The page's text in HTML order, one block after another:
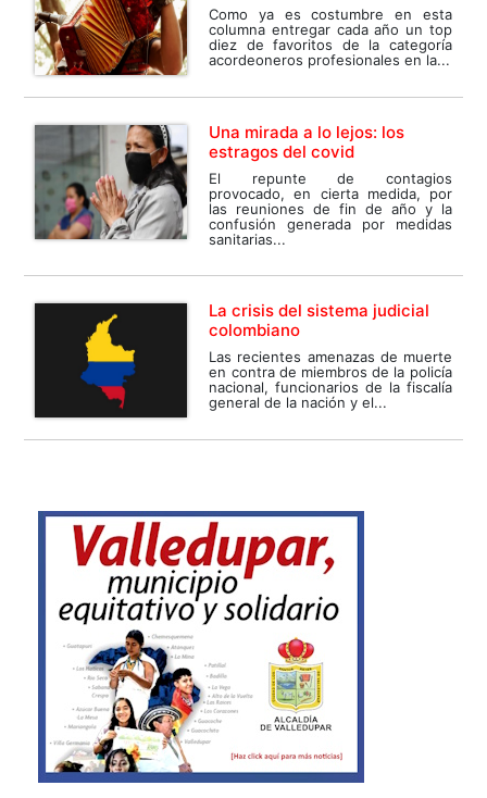
Como ya es costumbre en esta
columna entregar cada año un top
diez de favoritos de la categoría
acordeoneros profesionales en la...
Una mirada a lo lejos: los
estragos del covid
El repunte de contagios
provocado, en cierta medida, por
las reuniones de fin de año y la
confusión generada por medidas
sanitarias...
La crisis del sistema judicial
colombiano
Las recientes amenazas de muerte
en contra de miembros de la policía
nacional, funcionarios de la fiscalía
general de la nación y el...